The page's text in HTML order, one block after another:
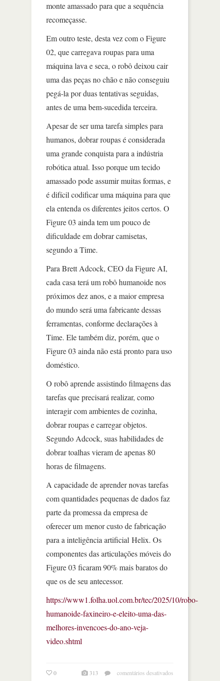
monte amassado para que a sequência
recomeçasse.
Em outro teste, desta vez com o Figure
02, que carregava roupas para uma
máquina lava e seca, o robô deixou cair
uma das peças no chão e não conseguiu
pegá-la por duas tentativas seguidas,
antes de uma bem-sucedida terceira.
Apesar de ser uma tarefa simples para
humanos, dobrar roupas é considerada
uma grande conquista para a indústria
robótica atual. Isso porque um tecido
amassado pode assumir muitas formas, e
é difícil codificar uma máquina para que
ela entenda os diferentes jeitos certos. O
Figure 03 ainda tem um pouco de
dificuldade em dobrar camisetas,
segundo a Time.
Para Brett Adcock, CEO da Figure AI,
cada casa terá um robô humanoide nos
próximos dez anos, e a maior empresa
do mundo será uma fabricante dessas
ferramentas, conforme declarações à
Time. Ele também diz, porém, que o
Figure 03 ainda não está pronto para uso
doméstico.
O robô aprende assistindo filmagens das
tarefas que precisará realizar, como
interagir com ambientes de cozinha,
dobrar roupas e carregar objetos.
Segundo Adcock, suas habilidades de
dobrar toalhas vieram de apenas 80
horas de filmagens.
A capacidade de aprender novas tarefas
com quantidades pequenas de dados faz
parte da promessa da empresa de
oferecer um menor custo de fabricação
para a inteligência artificial Helix. Os
componentes das articulações móveis do
Figure 03 ficaram 90% mais baratos do
que os de seu antecessor.
https://www1.folha.uol.com.br/tec/2025/10/robo-
humanoide-faxineiro-e-eleito-uma-das-
melhores-invencoes-do-ano-veja-
video.shtml
0 313 comentários desativados